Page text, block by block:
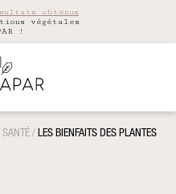
obtenus
végétales
!
SANTÉ / LES BIENFAITS DES PLANTES